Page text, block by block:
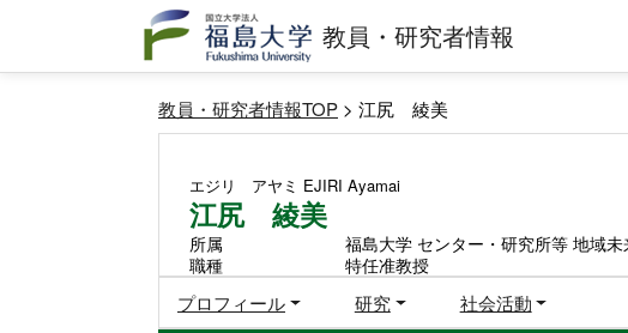
教員・研究者情報
教員・研究者情報TOP > 江尻 綾美
エジリ アヤミ EJIRI Ayamai
江尻 綾美
所属
福島大学 センター・研究所等 地域
職種
特任准教授
プロフィール 研究 社会活動